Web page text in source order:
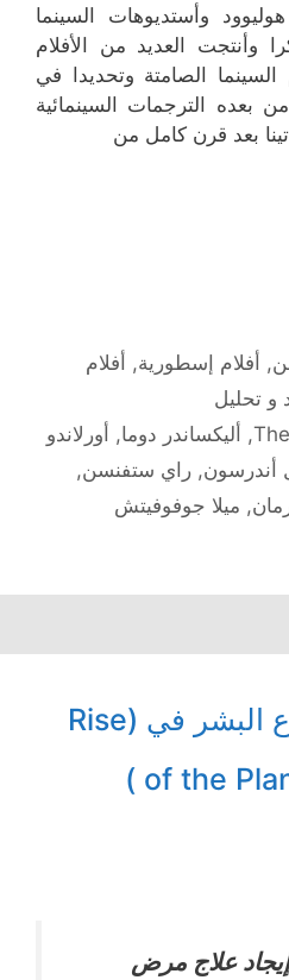
وأستديوهات السينما
وأنتجت العديد من الأفلام
الصامتة وتحديدا في
من بعده الترجمات السينمائية
بعد قرن كامل من
, أفلام إسطورية, أفلام
و تحليل
, أليكساندر دوما, أورلاندو
أندرسون, راي ستفنسن,
, ميلا جوفوفيتش
القردة الذكية تروع البشر في (Rise
of the
علاج مرض